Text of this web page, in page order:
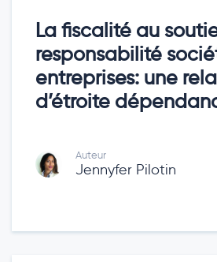
La fiscalité au
responsabilité
entreprises: une
d’étroite
Auteur
Jennyfer Pilotin